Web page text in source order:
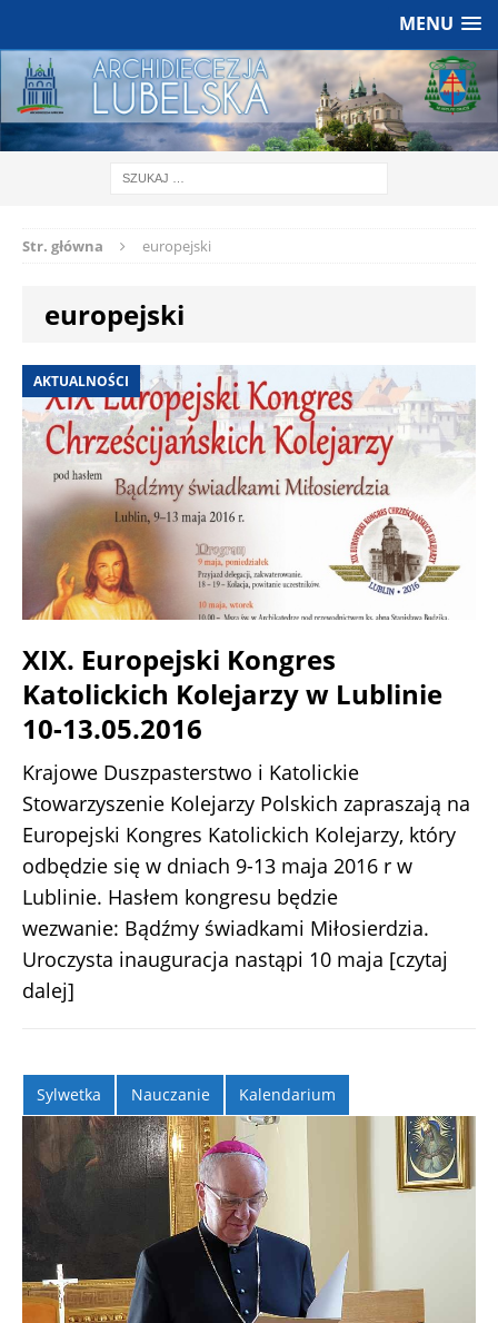
MENU
Str. główna europejski
europejski
AKTUALNOŚCI
XIX. Europejski Kongres
Katolickich Kolejarzy w Lublinie
10-13.05.2016
Krajowe Duszpasterstwo i Katolickie
Stowarzyszenie Kolejarzy Polskich zapraszają na
Europejski Kongres Katolickich Kolejarzy, który
odbędzie się w dniach 9-13 maja 2016 r w
Lublinie. Hasłem kongresu będzie
wezwanie: Bądźmy świadkami Miłosierdzia.
Uroczysta inauguracja nastąpi 10 maja [czytaj
dalej]
Sylwetka Nauczanie Kalendarium